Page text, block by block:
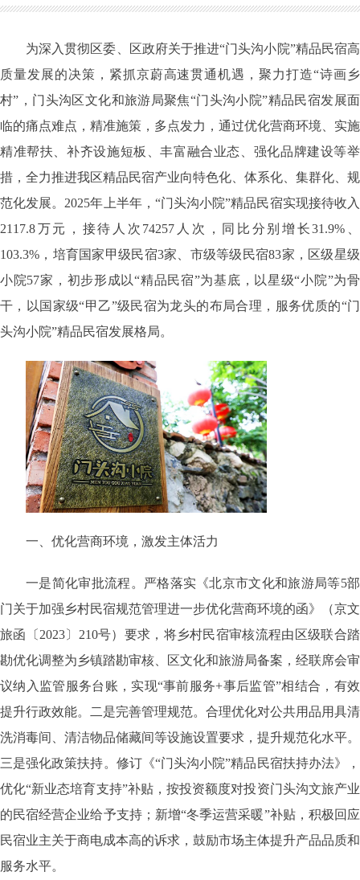
为深入贯彻区委、区政府关于推进“门头沟小院”精品民宿高
质量发展的决策，紧抓京蔚高速贯通机遇，聚力打造“诗画乡
村”，门头沟区文化和旅游局聚焦“门头沟小院”精品民宿发展面
临的痛点难点，精准施策，多点发力，通过优化营商环境、实施
精准帮扶、补齐设施短板、丰富融合业态、强化品牌建设等举
措，全力推进我区精品民宿产业向特色化、体系化、集群化、规
范化发展。2025年上半年，“门头沟小院”精品民宿实现接待收入
2117.8万元，接待人次74257人次，同比分别增长31.9%、
103.3%，培育国家甲级民宿3家、市级等级民宿83家，区级星级
小院57家，初步形成以“精品民宿”为基底，以星级“小院”为骨
干，以国家级“甲乙”级民宿为龙头的布局合理，服务优质的“门
头沟小院”精品民宿发展格局。
一、优化营商环境，激发主体活力
一是简化审批流程。严格落实《北京市文化和旅游局等5部
门关于加强乡村民宿规范管理进一步优化营商环境的函》（京文
旅函〔2023〕210号）要求，将乡村民宿审核流程由区级联合踏
勘优化调整为乡镇踏勘审核、区文化和旅游局备案，经联席会审
议纳入监管服务台账，实现“事前服务+事后监管”相结合，有效
提升行政效能。二是完善管理规范。合理优化对公共用品用具清
洗消毒间、清洁物品储藏间等设施设置要求，提升规范化水平。
三是强化政策扶持。修订《“门头沟小院”精品民宿扶持办法》，
优化“新业态培育支持”补贴，按投资额度对投资门头沟文旅产业
的民宿经营企业给予支持；新增“冬季运营采暖”补贴，积极回应
民宿业主关于商电成本高的诉求，鼓励市场主体提升产品品质和
服务水平。